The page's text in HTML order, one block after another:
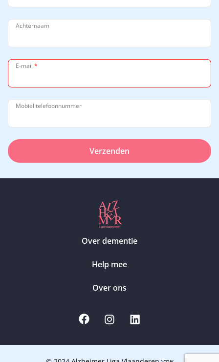
Achternaam
E-mail *
Mobiel telefoonnummer
Verzenden
Over dementie
Help mee
Over ons